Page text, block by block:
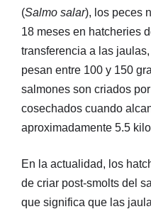
(Salmo salar), los peces
18 meses en hatcheries
transferencia a las
pesan entre 100 y 150
salmones son criados
cosechados cuando
aproximadamente 5.5
En la actualidad, los
de criar post-smolts del
que significa que las